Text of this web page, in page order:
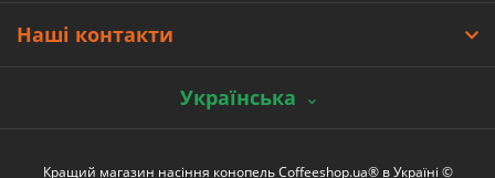
Наші контакти
Українська
Кращий магазин насіння конопель Coffeeshop.ua® в Україні ©